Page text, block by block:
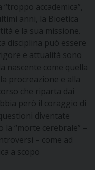
accademica”,
anni, la Bioetica
e la sua missione.
disciplina può essere
e attualità sono
nascente come quella
procreazione e alla
che riparta dai
però il coraggio di
diventate
la “morte cerebrale” –
– come ad
a scopo